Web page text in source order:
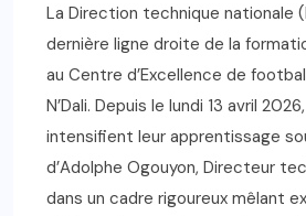
La Direction technique nationale
dernière ligne droite de la
au Centre d’Excellence de
N’Dali. Depuis le lundi 13 avril
intensifient leur apprentissage
d’Adolphe Ogouyon, Directeur
dans un cadre rigoureux mêlant